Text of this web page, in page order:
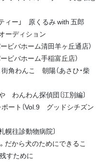
ィー」 原くるみ with 五郎
ーディション
ビバホーム清田羊ヶ丘通店）
ビバホーム手稲富丘店）
角わんこ 朝陽（あさひ・柴
んわん探偵団〔江別編〕
ート〔Vol.9 グッドシチズン
往診動物病院〕
だから犬のためにできるこ
すために